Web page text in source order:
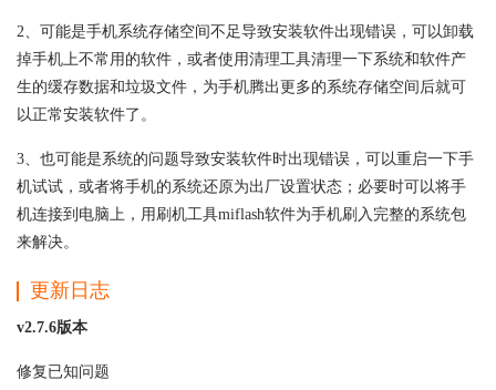
2、可能是手机系统存储空间不足导致安装软件出现错误，可以卸载
掉手机上不常用的软件，或者使用清理工具清理一下系统和软件产
生的缓存数据和垃圾文件，为手机腾出更多的系统存储空间后就可
以正常安装软件了。
3、也可能是系统的问题导致安装软件时出现错误，可以重启一下手
机试试，或者将手机的系统还原为出厂设置状态；必要时可以将手
机连接到电脑上，用刷机工具miflash软件为手机刷入完整的系统包
来解决。
更新日志
v2.7.6版本
修复已知问题